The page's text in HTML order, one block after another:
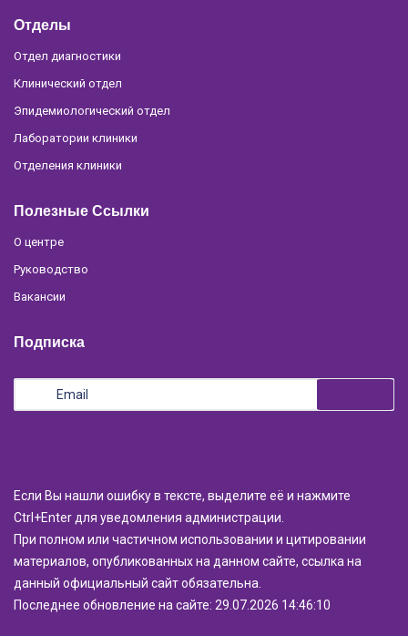
Отделы
Отдел диагностики
Клинический отдел
Эпидемиологический отдел
Лаборатории клиники
Отделения клиники
Полезные Ссылки
О центре
Руководство
Вакансии
Подписка
Если Вы нашли ошибку в тексте, выделите её и нажмите
Ctrl+Enter для уведомления администрации.
При полном или частичном использовании и цитировании
материалов, опубликованных на данном сайте, ссылка на
данный официальный сайт обязательна.
Последнее обновление на сайте: 29.07.2026 14:46:10